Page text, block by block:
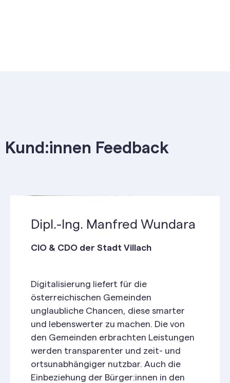
Kund:innen Feedback
Dipl.-Ing. Manfred Wundara
CIO & CDO der Stadt Villach
Digitalisierung liefert für die
österreichischen Gemeinden
unglaubliche Chancen, diese smarter
und lebenswerter zu machen. Die von
den Gemeinden erbrachten Leistungen
werden transparenter und zeit- und
ortsunabhängiger nutzbar. Auch die
Einbeziehung der Bürger:innen in den